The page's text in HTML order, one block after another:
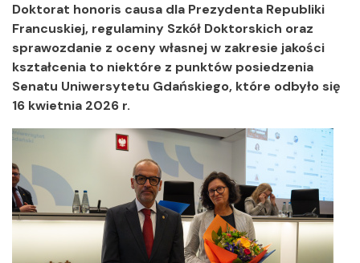
Doktorat honoris causa dla Prezydenta Republiki
Francuskiej, regulaminy Szkół Doktorskich oraz
sprawozdanie z oceny własnej w zakresie jakości
kształcenia to niektóre z punktów posiedzenia
Senatu Uniwersytetu Gdańskiego, które odbyło się
16 kwietnia 2026 r.